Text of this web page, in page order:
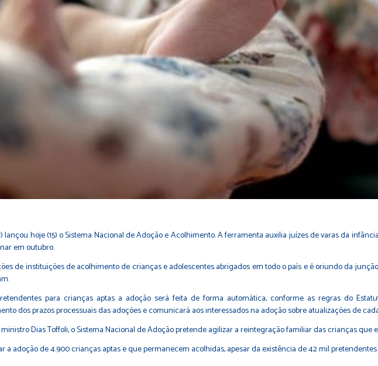
lançou hoje (15) o Sistema Nacional de Adoção e Acolhimento. A ferramenta auxilia juízes de varas da
em outubro.
de instituições de acolhimento de crianças e adolescentes abrigados em todo o país e é oriundo da
para crianças aptas a adoção será feita de forma automática, conforme as regras do
dos prazos processuais das adoções e comunicará aos interessados na adoção sobre atualizações de
Dias Toffoli, o Sistema Nacional de Adoção pretende agilizar a reintegração familiar das crianças que
a adoção de 4.900 crianças aptas e que permanecem acolhidas, apesar da existência de 42 mil